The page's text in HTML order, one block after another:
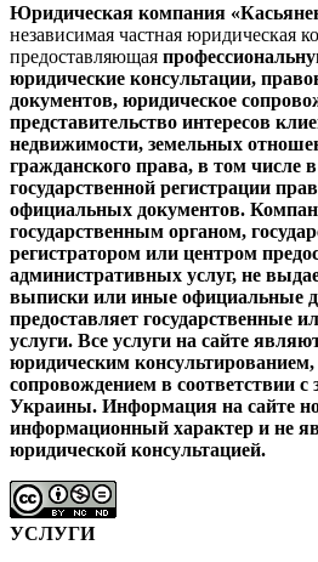
Юридическая компания
независимая частная юридическая
предоставляющая
юридические консультации,
документов, юридическое
представительство интересов
недвижимости, земельных
гражданского права, в том числе в
государственной регистрации
официальных документов.
государственным органом,
регистратором или центром
административных услуг, не
выписки или иные официальные
предоставляет государственные
услуги. Все услуги на сайте
юридическим
сопровождением в соответствии с
Украины. Информация на сайте
информационный характер и не
юридической консультацией.
УСЛУГИ